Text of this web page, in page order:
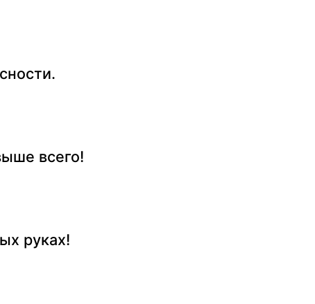
всего!
руках!